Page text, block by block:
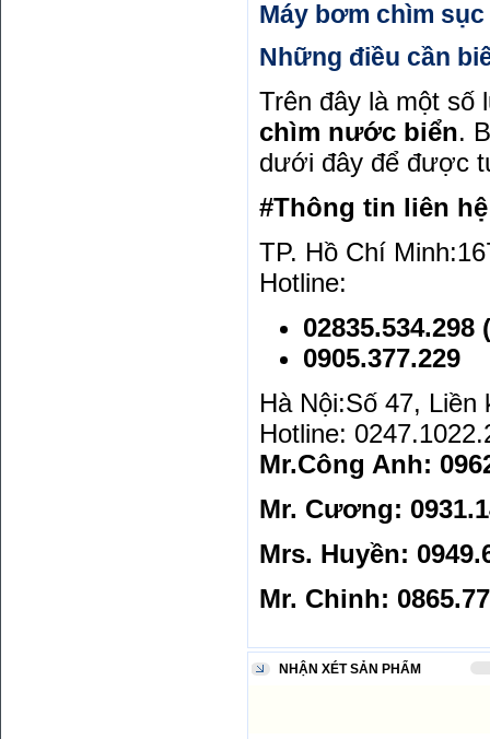
Máy bơm chìm
Những điều cần
Trên đây là một số
chìm nước biển.
dưới đây để được
#Thông tin liên
TP. Hồ Chí
Hotline:
02835.534.298
0905.377.229
Hà Nội:Số 47,
Hotline:
Mr.Công Anh:
Mr. Cương:
Mrs. Huyền:
Mr. Chinh:
NHẬN XÉT SẢN PHẨM